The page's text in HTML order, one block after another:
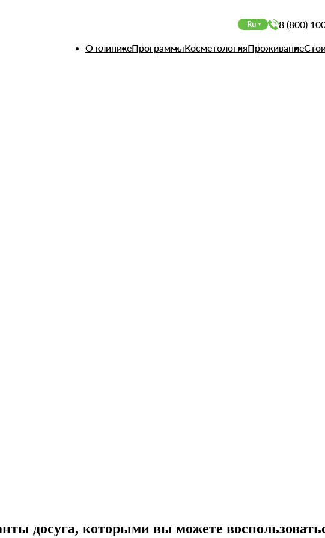
Ru 8 (800)
О клиникеПрограммыКосметологияПроживание
досуга, которыми вы можете